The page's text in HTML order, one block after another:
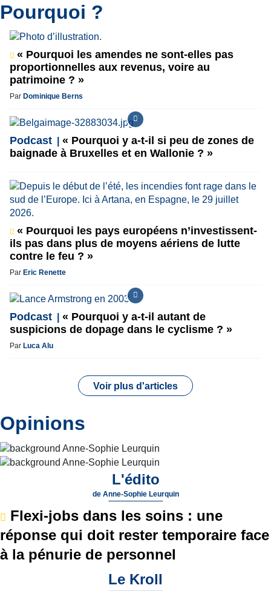
Pourquoi ?
« Pourquoi les amendes ne sont-elles pas
proportionnelles aux revenus, voire au
patrimoine ? »
Par Dominique Berns
Podcast
« Pourquoi y a-t-il si peu de zones de
baignade à Bruxelles et en Wallonie ? »
« Pourquoi les pays européens n’investissent-
ils pas dans plus de moyens aériens de lutte
contre le feu ? »
Par Eric Renette
Podcast
« Pourquoi y a-t-il autant de
suspicions de dopage dans le cyclisme ? »
Par Luca Alu
Voir plus d'articles
Opinions
L'édito
de Anne-Sophie Leurquin
Flexi-jobs dans les soins : une
réponse qui doit rester temporaire face
à la pénurie de personnel
Le Kroll